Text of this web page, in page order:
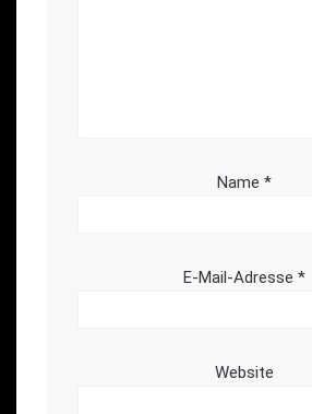
Name *
E-Mail-Adresse *
Website